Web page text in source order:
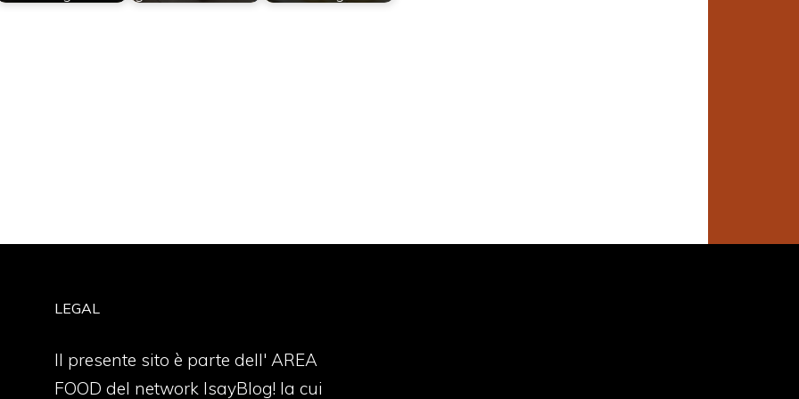
LEGAL
Il presente sito è parte dell' AREA
FOOD del network IsayBlog! la cui